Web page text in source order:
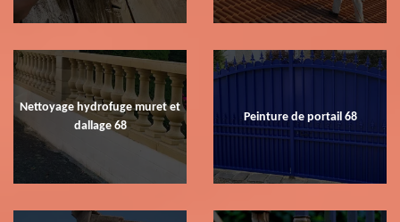
Nettoyage hydrofuge muret et
dallage 68
Peinture de portail 68